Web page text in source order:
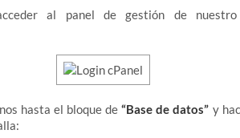
al panel de gestión de
hasta el bloque de“Base de datos” y